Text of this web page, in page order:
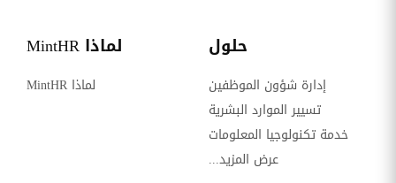
حلول
إدارة شؤون الموظفين
تسيير الموارد البشرية
خدمة تكنولوجيا المعلومات
عرض المزيد...
لماذا MintHR
لماذا MintHR